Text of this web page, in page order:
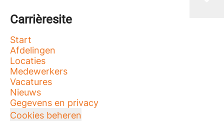
Carrièresite
Start
Afdelingen
Locaties
Medewerkers
Vacatures
Nieuws
Gegevens en privacy
Cookies beheren